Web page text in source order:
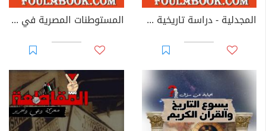
المجدلية - دراسة تاريخية حول شخصية مريم المجدلية المستوطنات المصرية في كنعان بين المصادر التاريخية والنصوص التوراتية